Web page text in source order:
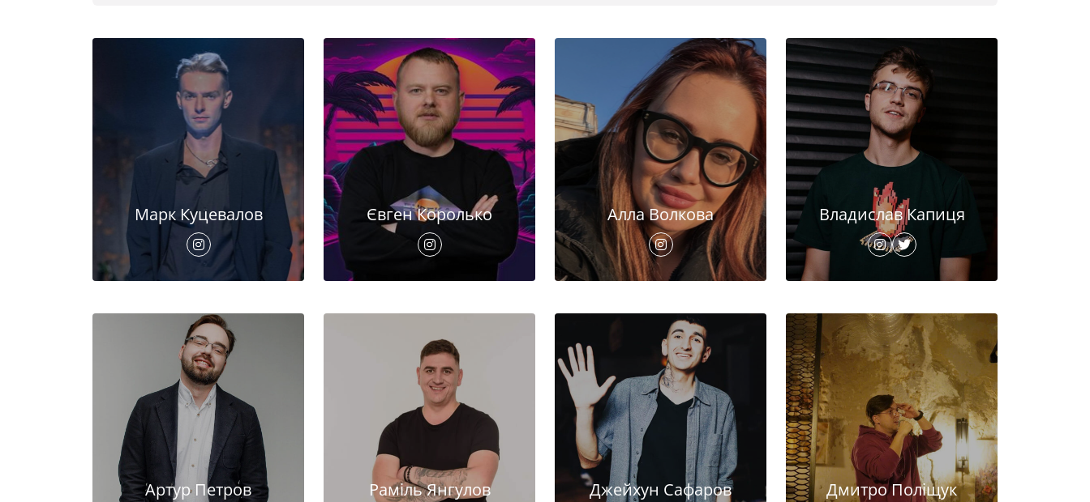
Марк Куцевалов Євген Королько Алла Волкова Владислав Капиця
Артур Петров Раміль Янгулов Джейхун Сафаров Дмитро Поліщук